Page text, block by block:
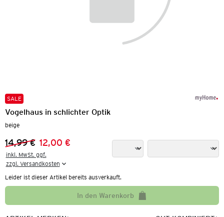
SALE
Vogelhaus in schlichter Optik
beige
Vorheriger Preis:
14,99 €
Neuer Preis:
12,00 €
inkl. MwSt. ggf.
zzgl. Versandkosten
Leider ist dieser Artikel bereits ausverkauft.
In den Warenkorb